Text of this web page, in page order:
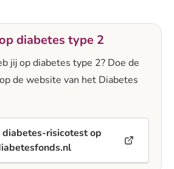
diabetes type 2
jij op diabetes type 2? Doe de
de website van het Diabetes
diabetes-risicotest op